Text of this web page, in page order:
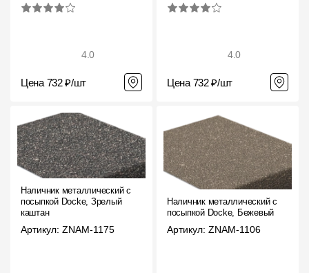
4.0
Цена 732 ₽/шт
4.0
Цена 732 ₽/шт
Наличник металлический с
посыпкой Docke, Зрелый
каштан
Артикул: ZNAM-1175
Наличник металлический с
посыпкой Docke, Бежевый
Артикул: ZNAM-1106